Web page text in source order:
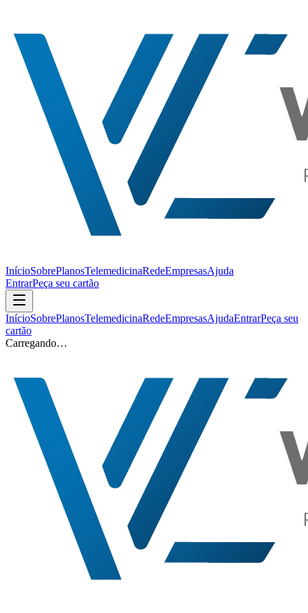
InícioSobrePlanosTelemedicinaRedeEmpresasAjuda
EntrarPeça seu cartão
InícioSobrePlanosTelemedicinaRedeEmpresasAjudaEntrarPeça seu
cartão
Carregando…